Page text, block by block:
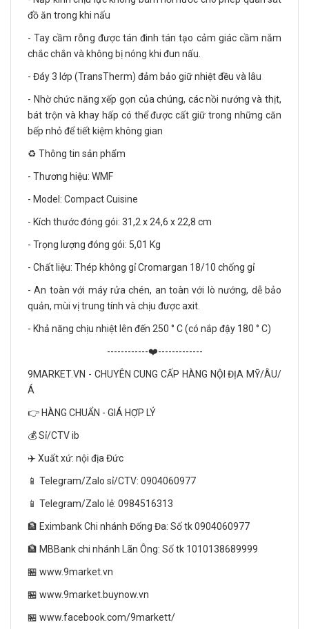
đồ ăn trong khi nấu
- Tay cầm rỗng được tán đinh tán tạo cảm giác cầm nắm
chắc chắn và không bị nóng khi đun nấu.
- Đáy 3 lớp (TransTherm) đảm bảo giữ nhiệt đều và lâu
- Nhờ chức năng xếp gọn của chúng, các nồi nướng và thịt,
bát trộn và khay hấp có thể được cất giữ trong những căn
bếp nhỏ để tiết kiệm không gian
♻️ Thông tin sản phẩm
- Thương hiệu: WMF
- Model: Compact Cuisine
- Kích thước đóng gói: 31,2 x 24,6 x 22,8 cm
- Trọng lượng đóng gói: 5,01 Kg
- Chất liệu: Thép không gỉ Cromargan 18/10 chống gỉ
- An toàn với máy rửa chén, an toàn với lò nướng, dễ bảo
quản, mùi vị trung tính và chịu được axit.
- Khả năng chịu nhiệt lên đến 250 ° C (có nắp đậy 180 ° C)
------------❤️-------------
9MARKET.VN - CHUYÊN CUNG CẤP HÀNG NỘI ĐỊA MỸ/ÂU/
Á
👉 HÀNG CHUẨN - GIÁ HỢP LÝ
💰 Sỉ/CTV ib
✈️ Xuất xứ: nội địa Đức
📱 Telegram/Zalo sỉ/CTV: 0904060977
📱 Telegram/Zalo lẻ: 0984516313
🏦 Eximbank Chi nhánh Đống Đa: Số tk 0904060977
🏦 MBBank chi nhánh Lãn Ông: Số tk 1010138689999
🏪 www.9market.vn
🏪 www.9market.buynow.vn
🏪 www.facebook.com/9markett/